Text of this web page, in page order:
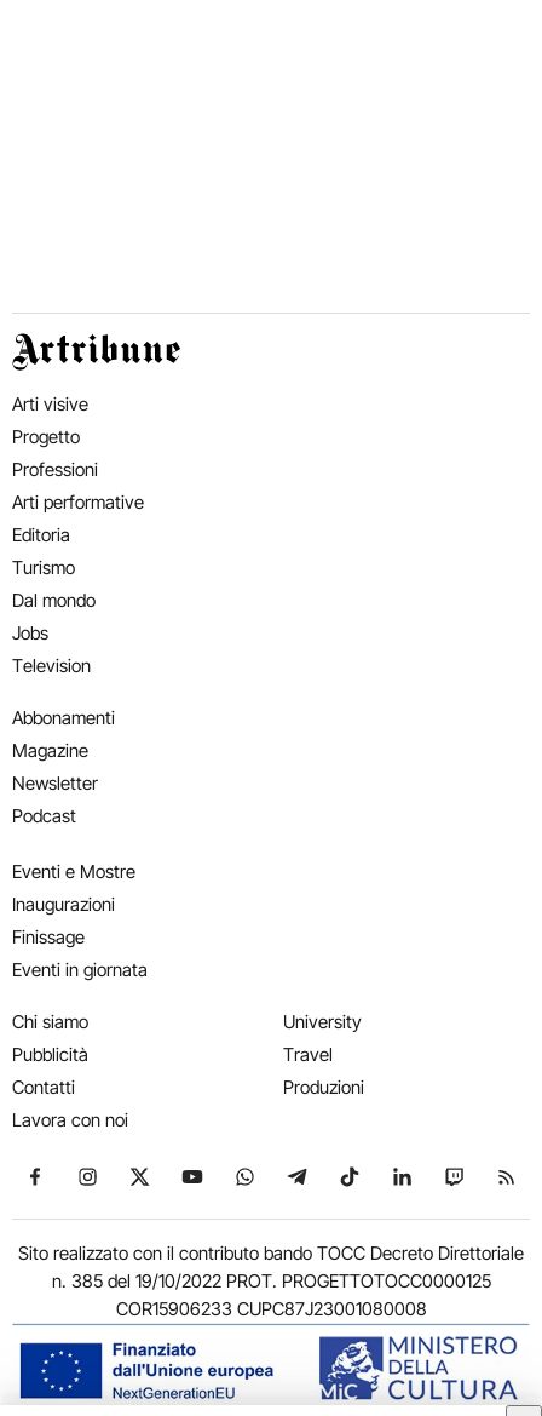
Artribune
Arti visive
Progetto
Professioni
Arti performative
Editoria
Turismo
Dal mondo
Jobs
Television
Abbonamenti
Magazine
Newsletter
Podcast
Eventi e Mostre
Inaugurazioni
Finissage
Eventi in giornata
Chi siamo
Pubblicità
Contatti
Lavora con noi
University
Travel
Produzioni
Seguici su Facebook
Seguici su Instagram
Seguici su X
Seguici su YouTube
Seguici su WhatsApp
Seguici su Telegram
Seguici su TikTok
Seguici su
Seguici
Sito realizzato con il contributo bando TOCC Decreto Direttoriale
n. 385 del 19/10/2022 PROT. PROGETTOTOCC0000125
COR15906233 CUPC87J23001080008